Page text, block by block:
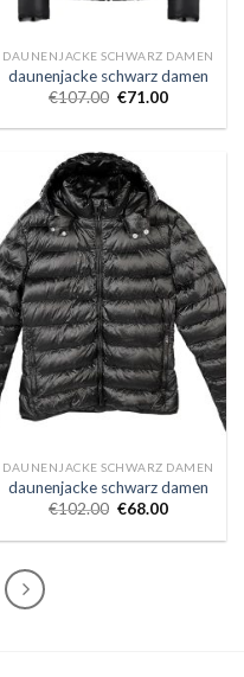
DAUNENJACKE SCHWARZ DAMEN
daunenjacke schwarz damen
€107.00 €71.00
DAUNENJACKE SCHWARZ DAMEN
daunenjacke schwarz damen
€102.00 €68.00